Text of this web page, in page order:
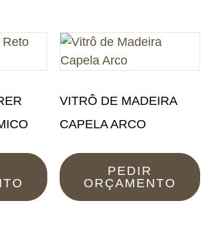
VITRÔ DE MADEIRA
CAPELA ARCO
PEDIR
ORÇAMENTO